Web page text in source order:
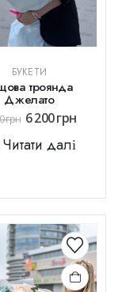
БУКЕТИ
троянда
Джелато
грн 6 200грн
Читати далі